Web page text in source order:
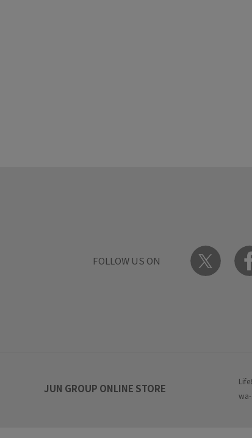
FOLLOW US ON
JUN GROUP ONLINE STORE
wa-